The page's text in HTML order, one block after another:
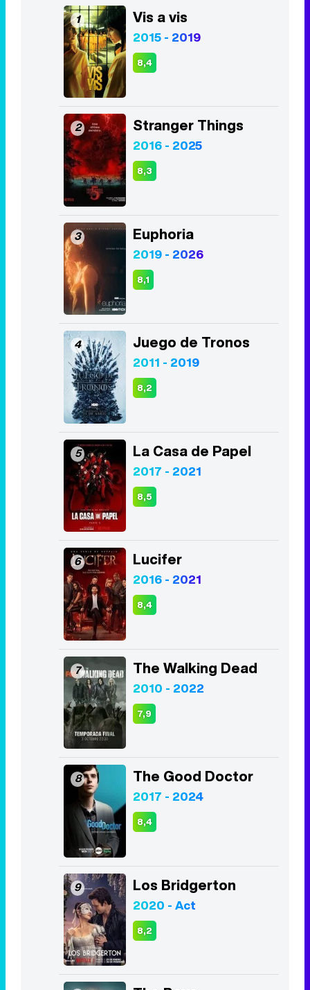
1 Vis a vis
2015 - 2019
8,4
2 Stranger Things
2016 - 2025
8,3
3 Euphoria
2019 - 2026
8,1
4 Juego de Tronos
2011 - 2019
8,2
5 La Casa de Papel
2017 - 2021
8,5
6 Lucifer
2016 - 2021
8,4
7 The Walking Dead
2010 - 2022
7,9
8 The Good Doctor
2017 - 2024
8,4
9 Los Bridgerton
2020 - Act
8,2